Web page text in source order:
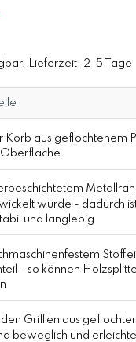
Lieferzeit: 2-5 Tage
Korb aus geflochtenem
wurde - dadurch
und langlebig
- so können
Griffen aus
beweglich und